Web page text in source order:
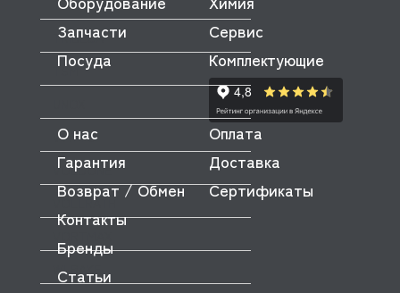
TECNOINOX
TRIBECA
TSM
VIATTO
VOLDONE
VOLLRATH
WLBAKE
Запчасти
Посуда
Сервис
Комплектующие
О нас
Оплата
Гарантия
Доставка
Возврат / Обмен
Сертификаты
Контакты
Бренды
Статьи